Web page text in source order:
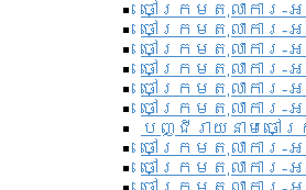
ចៅក្រមតុលាការ-
ចៅក្រមតុលាការ-
ចៅក្រមតុលាការ-
ចៅក្រមតុលាការ
ចៅក្រមតុលាការ-អ
ចៅក្រមតុលាការ
បញ្ជីរាយនាមចៅ
ចៅក្រមតុលាការ-
ចៅក្រមតុលាការ-